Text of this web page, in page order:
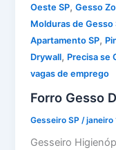
Oeste SP,Gesso
Molduras de Gesso
Apartamento SP,
Drywall, Precisa se
vagas de emprego
Forro Gesso
Gesseiro SP /janeiro
Gesseiro